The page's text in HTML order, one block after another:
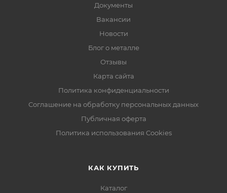
Документы
Вакансии
Новости
Блог о металле
Отзывы
Карта сайта
Политика конфиденциальности
Соглашение на обработку персональных данных
Публичная оферта
Политика использования Cookies
КАК КУПИТЬ
Каталог